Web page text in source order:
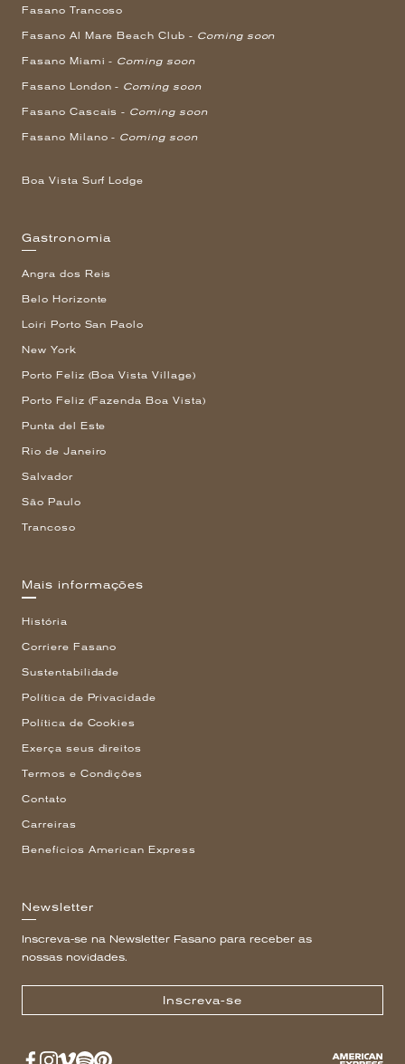
Fasano Trancoso
Fasano Al Mare Beach Club - Coming soon
Fasano Miami - Coming soon
Fasano London - Coming soon
Fasano Cascais - Coming soon
Fasano Milano - Coming soon
Boa Vista Surf Lodge
Gastronomia
Angra dos Reis
Belo Horizonte
Loiri Porto San Paolo
New York
Porto Feliz (Boa Vista Village)
Porto Feliz (Fazenda Boa Vista)
Punta del Este
Rio de Janeiro
Salvador
São Paulo
Trancoso
Mais informações
História
Corriere Fasano
Sustentabilidade
Política de Privacidade
Política de Cookies
Exerça seus direitos
Termos e Condições
Contato
Carreiras
Benefícios American Express
Newsletter
Inscreva-se na Newsletter Fasano para receber as
nossas novidades.
Inscreva-se